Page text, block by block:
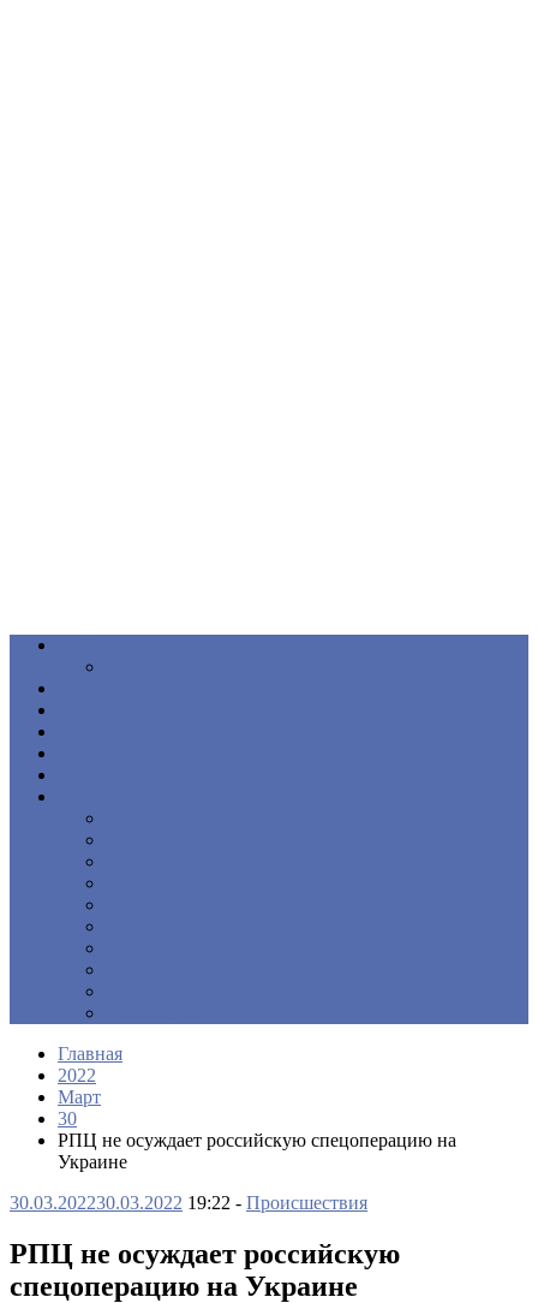
Главная
2022
Март
30
РПЦ не осуждает российскую спецоперацию на
Украине
30.03.202230.03.2022 19:22 - Происшествия
РПЦ не осуждает российскую
спецоперацию на Украине